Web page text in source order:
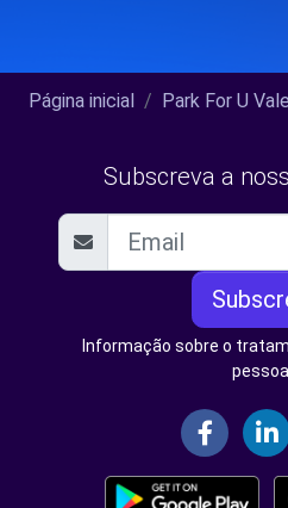
Página inicial Park For U
Subscreva a
Informação sobre o